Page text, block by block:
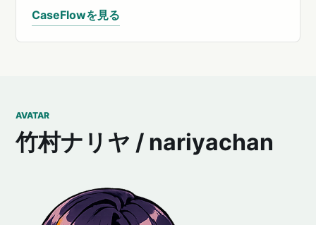
CaseFlowを見る
AVATAR
竹村ナリヤ / nariyachan